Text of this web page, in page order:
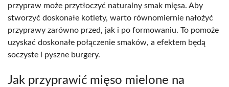
przypraw może przytłoczyć naturalny smak mięsa. Aby
stworzyć doskonałe kotlety, warto równomiernie nałożyć
przyprawy zarówno przed, jak i po formowaniu. To pomoże
uzyskać doskonałe połączenie smaków, a efektem będą
soczyste i pyszne burgery.
Jak przyprawić mięso mielone na